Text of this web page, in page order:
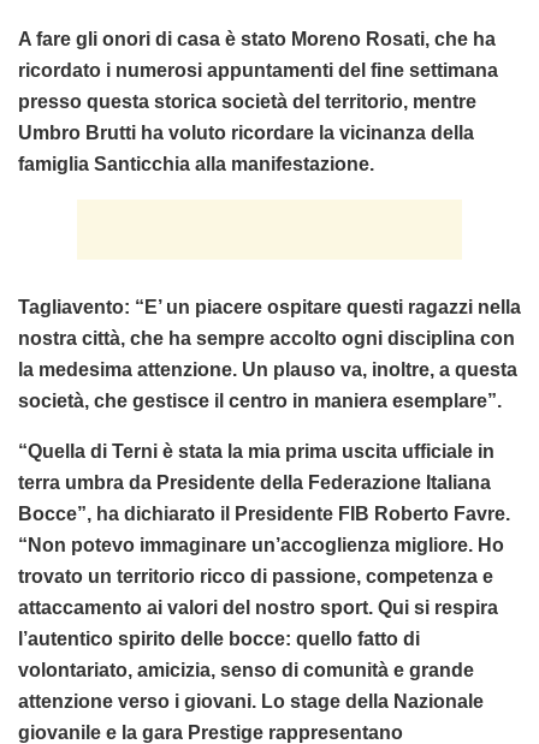
A fare gli onori di casa è stato Moreno Rosati, che ha
ricordato i numerosi appuntamenti del fine settimana
presso questa storica società del territorio, mentre
Umbro Brutti ha voluto ricordare la vicinanza della
famiglia Santicchia alla manifestazione.
Tagliavento: “E’ un piacere ospitare questi ragazzi nella
nostra città, che ha sempre accolto ogni disciplina con
la medesima attenzione. Un plauso va, inoltre, a questa
società, che gestisce il centro in maniera esemplare”.
“Quella di Terni è stata la mia prima uscita ufficiale in
terra umbra da Presidente della Federazione Italiana
Bocce”, ha dichiarato il Presidente FIB Roberto Favre.
“Non potevo immaginare un’accoglienza migliore. Ho
trovato un territorio ricco di passione, competenza e
attaccamento ai valori del nostro sport. Qui si respira
l’autentico spirito delle bocce: quello fatto di
volontariato, amicizia, senso di comunità e grande
attenzione verso i giovani. Lo stage della Nazionale
giovanile e la gara Prestige rappresentano